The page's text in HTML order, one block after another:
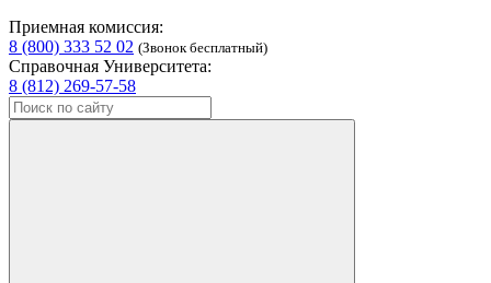
Приемная комиссия:
8 (800) 333 52 02 (Звонок бесплатный)
Справочная Университета:
8 (812) 269-57-58